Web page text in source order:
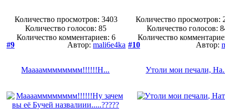
Количество просмотров: 3403
Количество голосов:85
Количество комментариев: 6
Количество просмотров:
Количество голосов:
Количество
#9
Автор: mali6e4ka
Маааамммммммм!!!!!!Н...
#10 Автор:
Утоли мои печали,